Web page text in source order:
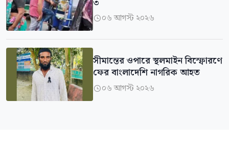
০৬ আগস্ট ২০২৬
সীমান্তের ওপারে স্থলমাইন বিস্ফোরণে
ফের বাংলাদেশি নাগরিক আহত
০৬ আগস্ট ২০২৬